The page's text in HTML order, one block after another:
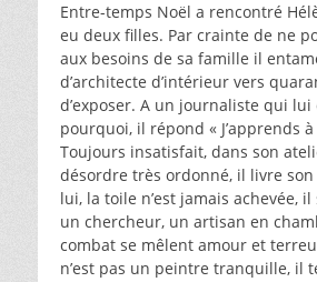
Entre-temps Noël a rencontré
eu deux filles. Par crainte de ne
aux besoins de sa famille il
d’architecte d’intérieur vers
d’exposer. A un journaliste qui lui
pourquoi, il répond « J’apprends
Toujours insatisfait, dans son
désordre très ordonné, il livre
lui, la toile n’est jamais achevée,
un chercheur, un artisan en
combat se mêlent amour et
n’est pas un peintre tranquille, il